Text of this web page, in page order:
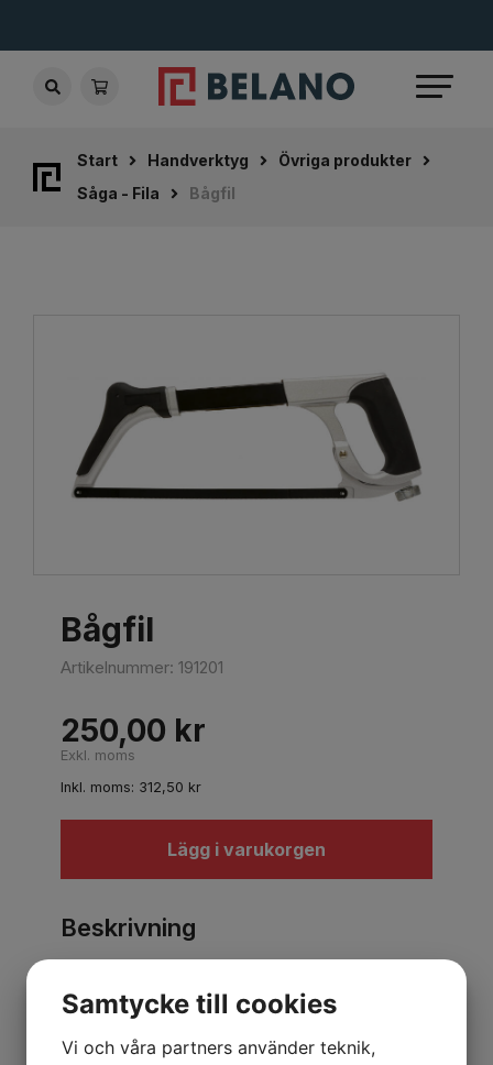
Start Handverktyg
Övriga produkter
Såga - Fila
Bågfil
Bågfil
Artikelnummer: 191201
250,00 kr
Exkl. moms
Inkl. moms: 312,50 kr
Lägg i varukorgen
Beskrivning
extra blad, handtag av gjuten aluminium
och gummerade handtag.
Samtycke till cookies
Vi och våra partners använder teknik,